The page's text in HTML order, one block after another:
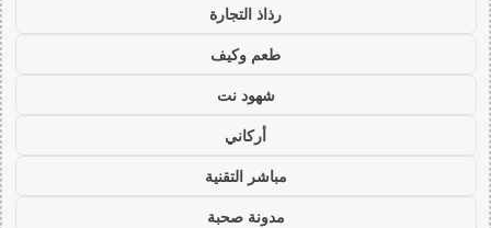
رذاذ التجارة
طعم وكيف
شهود نت
أركاني
مباشر التقنية
مدونة صحبة